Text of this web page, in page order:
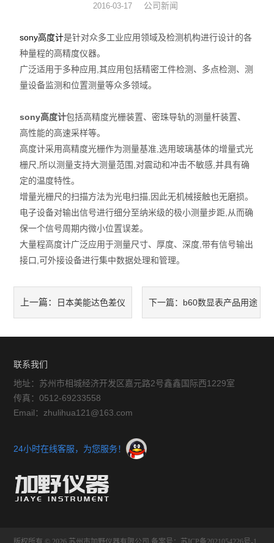
影像测量仪
测高仪
电线电缆试验机
卡尺
千分表
三次元
工具显微镜
三丰量具
花岗石,大理石
扭力测试仪
2016-03-17 公司新闻
sony高度计是针对众多工业应用领域及检测机构进行设计的各
种量程的高精度仪器。
广泛适用于多种应用,其应用包括精密工件检测、多点检测、测
量设备监测和位置测量等众多领域。
sony高度计包括高精度光栅装置、密珠导轨的测量杆装置、
高性能的高速采样等。
高度计采用高精度光栅作为测量基准,选用玻璃基体的增量式光
栅尺,所以测量支持大测量范围,对震动和冲击不敏感,并具有确
定的温度特性。
增量光栅尺的扫描方法为光电扫描,因此无机械接触也无磨损。
电子设备对输出信号进行细分至纳米级的极小测量步距,从而确
保一个信号周期内微小位置误差。
大量程高度计广泛应用于测量尺寸、厚度、深度,带有信号输出
接口,可外接设备进行集中数据处理和管理。
上一篇： 日本美能达色差仪 下一篇： b60数显表产品用途
联系我们
地址：苏州市相城经济开发区嘉元路2号鑫鑫国际西1229室
传真：0512-69233558
Email：zhulihua121@163.com
24小时在线客服，为您服务！